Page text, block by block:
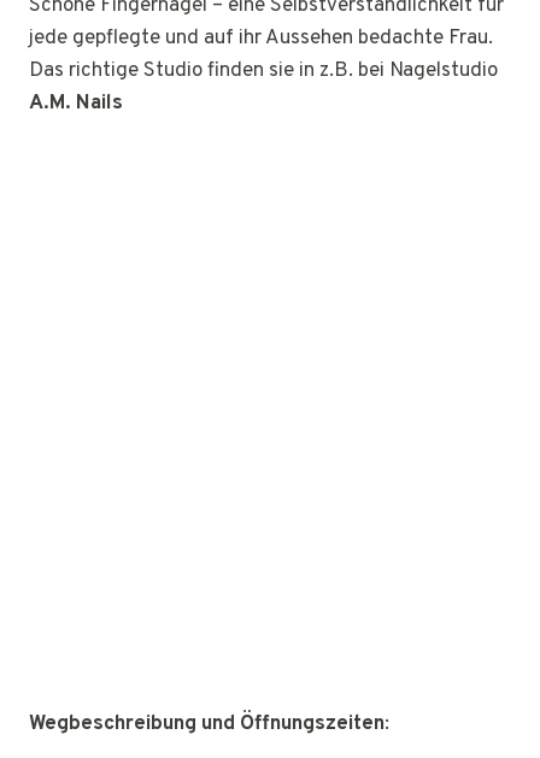
Schöne Fingernägel – eine Selbstverständlichkeit für
jede gepflegte und auf ihr Aussehen bedachte Frau.
Das richtige Studio finden sie in z.B. bei Nagelstudio
A.M. Nails
Wegbeschreibung und Öffnungszeiten: